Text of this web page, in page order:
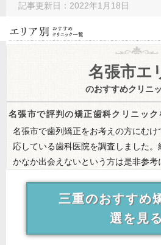
記事更新日：2022年1月18日
名張市エ
のおすすめクリニ
名張市で評判の矯正歯科クリニッ
名張市で歯列矯正をお考えの方にむ
応している歯科医院を調査しました
かなか出会えないという方は是非参考
三重のおすすめ
選を見